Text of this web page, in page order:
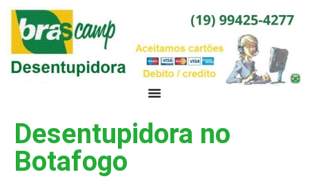
Desentupidora no
Botafogo